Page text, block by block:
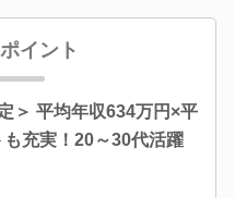
イント
＞ 平均年収634万円×平
充実！20～30代活躍